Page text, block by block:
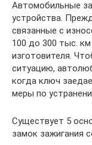
Автомобильные
устройства.
связанные с
100 до 300 тыс.
изготовителя.
ситуацию,
когда ключ
меры по
Существует 5
замок зажигания